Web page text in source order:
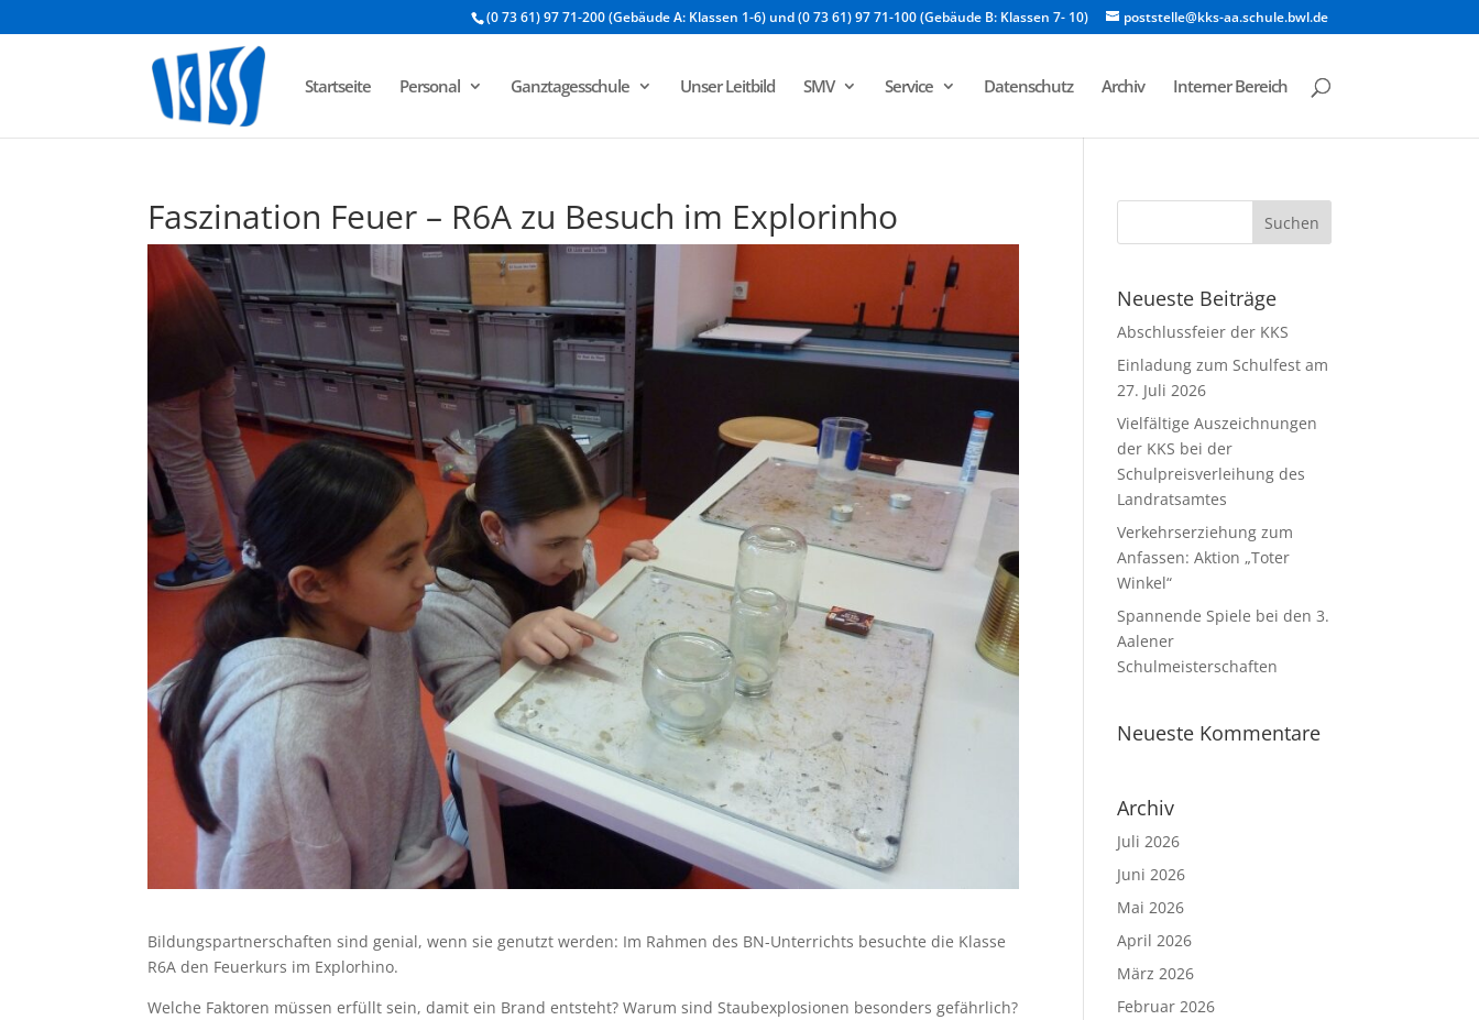
(0 73 61) 97 71-200 (Gebäude A: Klassen 1-6) und (0 73 61) 97 71-100 (Gebäude B: Klassen 7- 10) poststelle@kks-aa.schule.bwl.de
Startseite Personal Ganztagesschule Unser Leitbild SMV Service Datenschutz Archiv Interner Bereich
Faszination Feuer – R6A zu Besuch im Explorinho
Bildungspartnerschaften sind genial, wenn sie genutzt werden: Im Rahmen des BN-Unterrichts besuchte die Klasse
R6A den Feuerkurs im Explorhino.
Welche Faktoren müssen erfüllt sein, damit ein Brand entsteht? Warum sind Staubexplosionen besonders gefährlich?
Neueste Beiträge
Abschlussfeier der KKS
Einladung zum Schulfest am
27. Juli 2026
Vielfältige Auszeichnungen
der KKS bei der
Schulpreisverleihung des
Landratsamtes
Verkehrserziehung zum
Anfassen: Aktion „Toter
Winkel“
Spannende Spiele bei den 3.
Aalener
Schulmeisterschaften
Neueste Kommentare
Archiv
Juli 2026
Juni 2026
Mai 2026
April 2026
März 2026
Februar 2026